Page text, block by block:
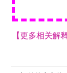
【更多相关解